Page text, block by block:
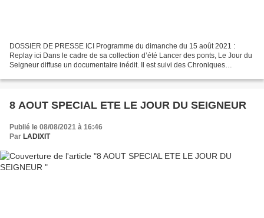
DOSSIER DE PRESSE ICI Programme du dimanche du 15 août 2021 :
Replay ici Dans le cadre de sa collection d’été Lancer des ponts, Le Jour du
Seigneur diffuse un documentaire inédit. Il est suivi des Chroniques
8 AOUT SPECIAL ETE LE JOUR DU SEIGNEUR
Publié le 08/08/2021 à 16:46
Par LADIXIT